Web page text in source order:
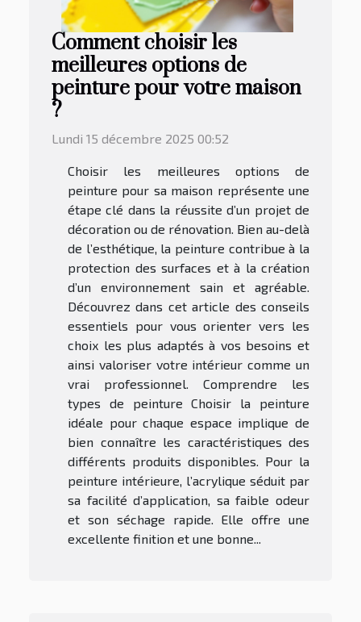
Comment choisir les
meilleures options de
peinture pour votre maison
?
Lundi 15 décembre 2025 00:52
Choisir les meilleures options de
peinture pour sa maison représente une
étape clé dans la réussite d’un projet de
décoration ou de rénovation. Bien au-delà
de l’esthétique, la peinture contribue à la
protection des surfaces et à la création
d’un environnement sain et agréable.
Découvrez dans cet article des conseils
essentiels pour vous orienter vers les
choix les plus adaptés à vos besoins et
ainsi valoriser votre intérieur comme un
vrai professionnel. Comprendre les
types de peinture Choisir la peinture
idéale pour chaque espace implique de
bien connaître les caractéristiques des
différents produits disponibles. Pour la
peinture intérieure, l’acrylique séduit par
sa facilité d’application, sa faible odeur
et son séchage rapide. Elle offre une
excellente finition et une bonne...